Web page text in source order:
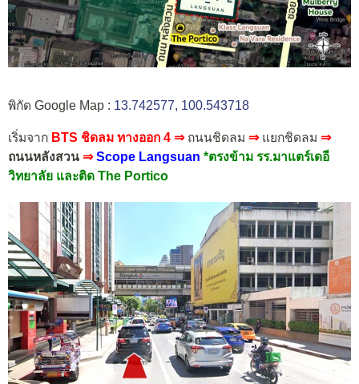
พิกัด Google Map : 13.742577, 100.543718
เริ่มจาก BTS ชิดลม ทางออก 4 ⇒ถนนชิดลม ⇒ แยกชิดลม ⇒
ถนนหลังสวน ⇒Scope Langsuan *ตรงข้าม รร.มาแตร์เดอี
วิทยาลัย และติด The Portico